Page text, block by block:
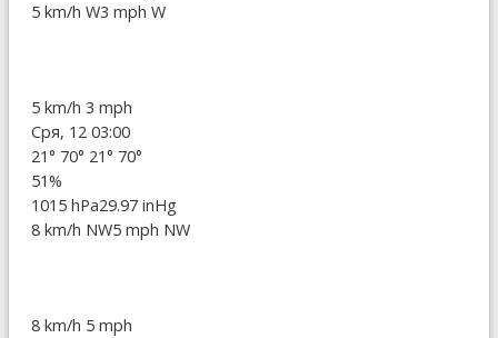
5 km/h W3 mph W
5 km/h 3 mph
Сря, 12 03:00
21° 70° 21° 70°
51%
1015 hPa29.97 inHg
8 km/h NW5 mph NW
8 km/h 5 mph